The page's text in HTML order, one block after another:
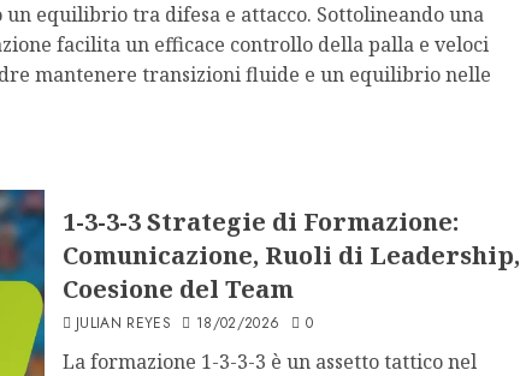
equilibrio tra difesa e attacco. Sottolineando una
facilita un efficace controllo della palla e veloci
mantenere transizioni fluide e un equilibrio nelle
1-3-3-3 Strategie di Formazione:
Comunicazione, Ruoli di Leadership,
Coesione del Team
JULIAN REYES 18/02/2026 0
La formazione 1-3-3-3 è un assetto tattico nel